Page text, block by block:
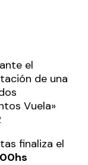
el
de una
Vuela»
finaliza el